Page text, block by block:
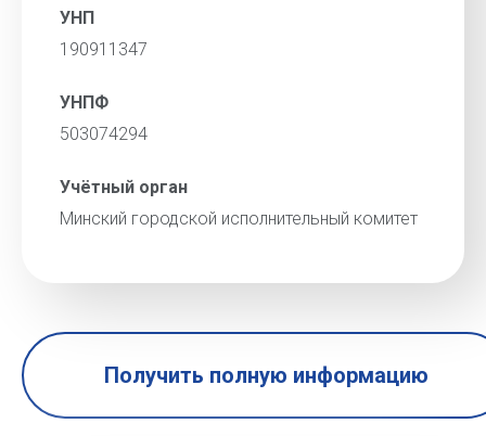
УНП
190911347
УНПФ
503074294
Учётный орган
Минский городской исполнительный комитет
Получить полную информацию